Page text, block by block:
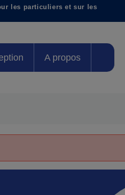
les particuliers et sur les
A propos